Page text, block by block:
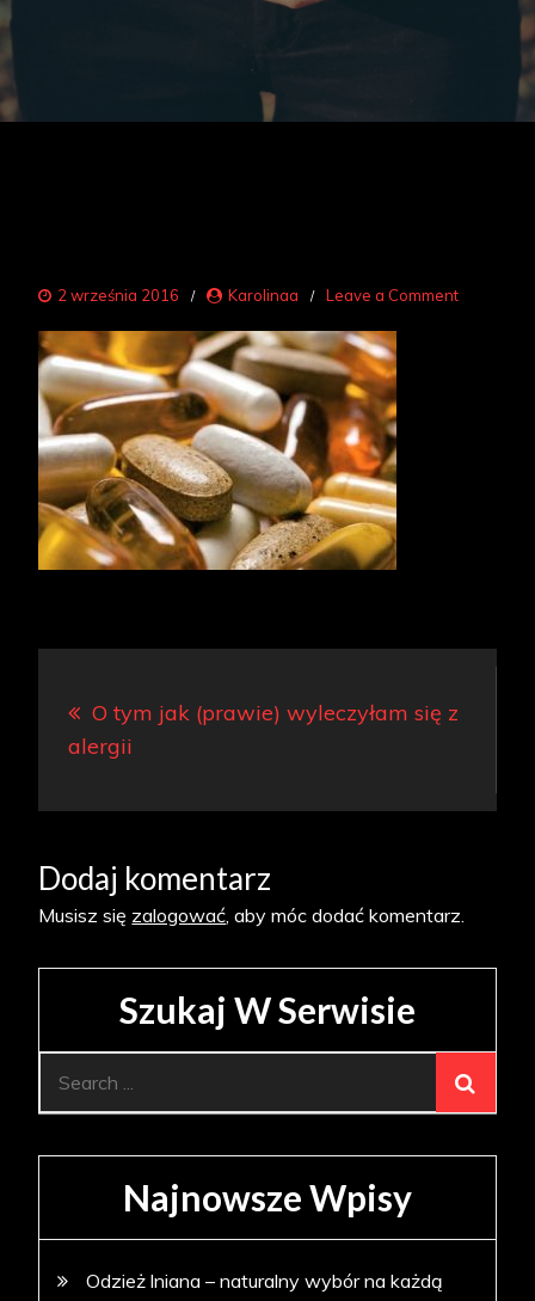
2 września 2016 Karolinaa Leave a Commenton
wpisu
O tym jak (prawie) wyleczyłam się z
alergii
Dodaj komentarz
Musisz się zalogować, aby móc dodać komentarz.
Szukaj W Serwisie
Najnowsze Wpisy
Odzież lniana – naturalny wybór na każdą